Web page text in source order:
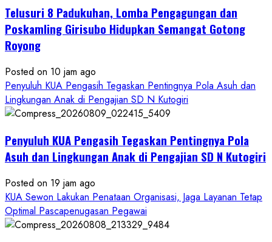
Telusuri 8 Padukuhan, Lomba Pengagungan dan
Poskamling Girisubo Hidupkan Semangat Gotong
Royong
Posted on 10 jam ago
Penyuluh KUA Pengasih Tegaskan Pentingnya Pola Asuh dan
Lingkungan Anak di Pengajian SD N Kutogiri
Penyuluh KUA Pengasih Tegaskan Pentingnya Pola
Asuh dan Lingkungan Anak di Pengajian SD N Kutogiri
Posted on 19 jam ago
KUA Sewon Lakukan Penataan Organisasi, Jaga Layanan Tetap
Optimal Pascapenugasan Pegawai